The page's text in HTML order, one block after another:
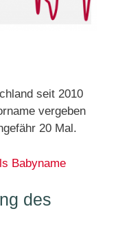
seit 2010
vergeben
20 Mal.
Babyname
des